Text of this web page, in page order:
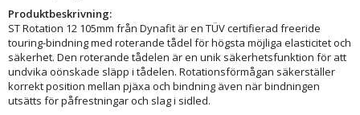
Produktbeskrivning:
ST Rotation 12 105mm från Dynafit är en TÜV certifierad freeride
touring-bindning med roterande tådel för högsta möjliga elasticitet och
säkerhet. Den roterande tådelen är en unik säkerhetsfunktion för att
undvika oönskade släpp i tådelen. Rotationsförmågan säkerställer
korrekt position mellan pjäxa och bindning även när bindningen
utsätts för påfrestningar och slag i sidled.